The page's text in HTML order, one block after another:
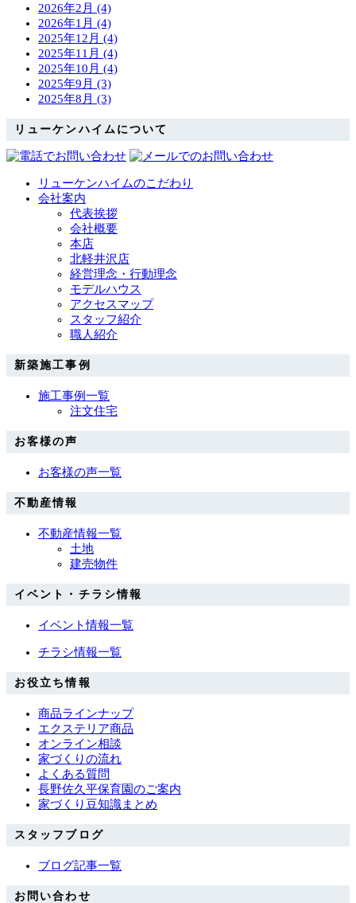
2026年2月 (4)
2026年1月 (4)
2025年12月 (4)
2025年11月 (4)
2025年10月 (4)
2025年9月 (3)
2025年8月 (3)
リューケンハイムについて
リューケンハイムのこだわり
会社案内
代表挨拶
会社概要
本店
北軽井沢店
経営理念・行動理念
モデルハウス
アクセスマップ
スタッフ紹介
職人紹介
新築施工事例
施工事例一覧
注文住宅
お客様の声
お客様の声一覧
不動産情報
不動産情報一覧
土地
建売物件
イベント・チラシ情報
イベント情報一覧
チラシ情報一覧
お役立ち情報
商品ラインナップ
エクステリア商品
オンライン相談
家づくりの流れ
よくある質問
長野佐久平保育園のご案内
家づくり豆知識まとめ
スタッフブログ
ブログ記事一覧
お問い合わせ